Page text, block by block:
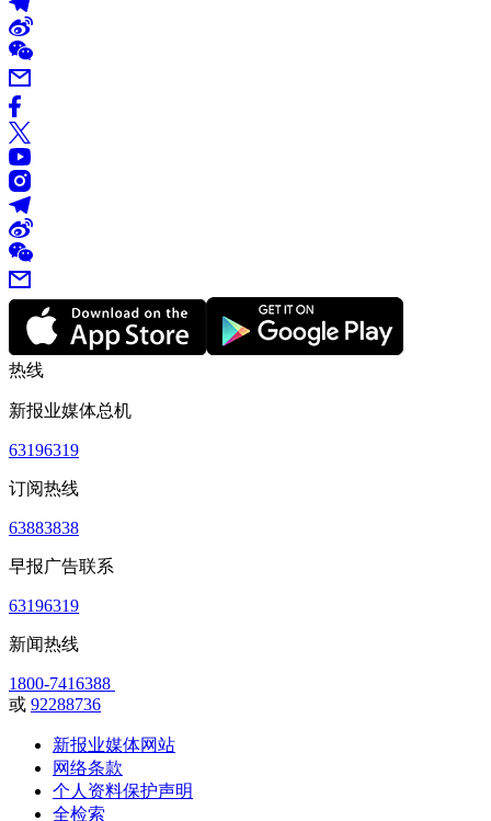
热线
新报业媒体总机
63196319
订阅热线
63883838
早报广告联系
63196319
新闻热线
1800-7416388
或 92288736
新报业媒体网站
网络条款
个人资料保护声明
全检索